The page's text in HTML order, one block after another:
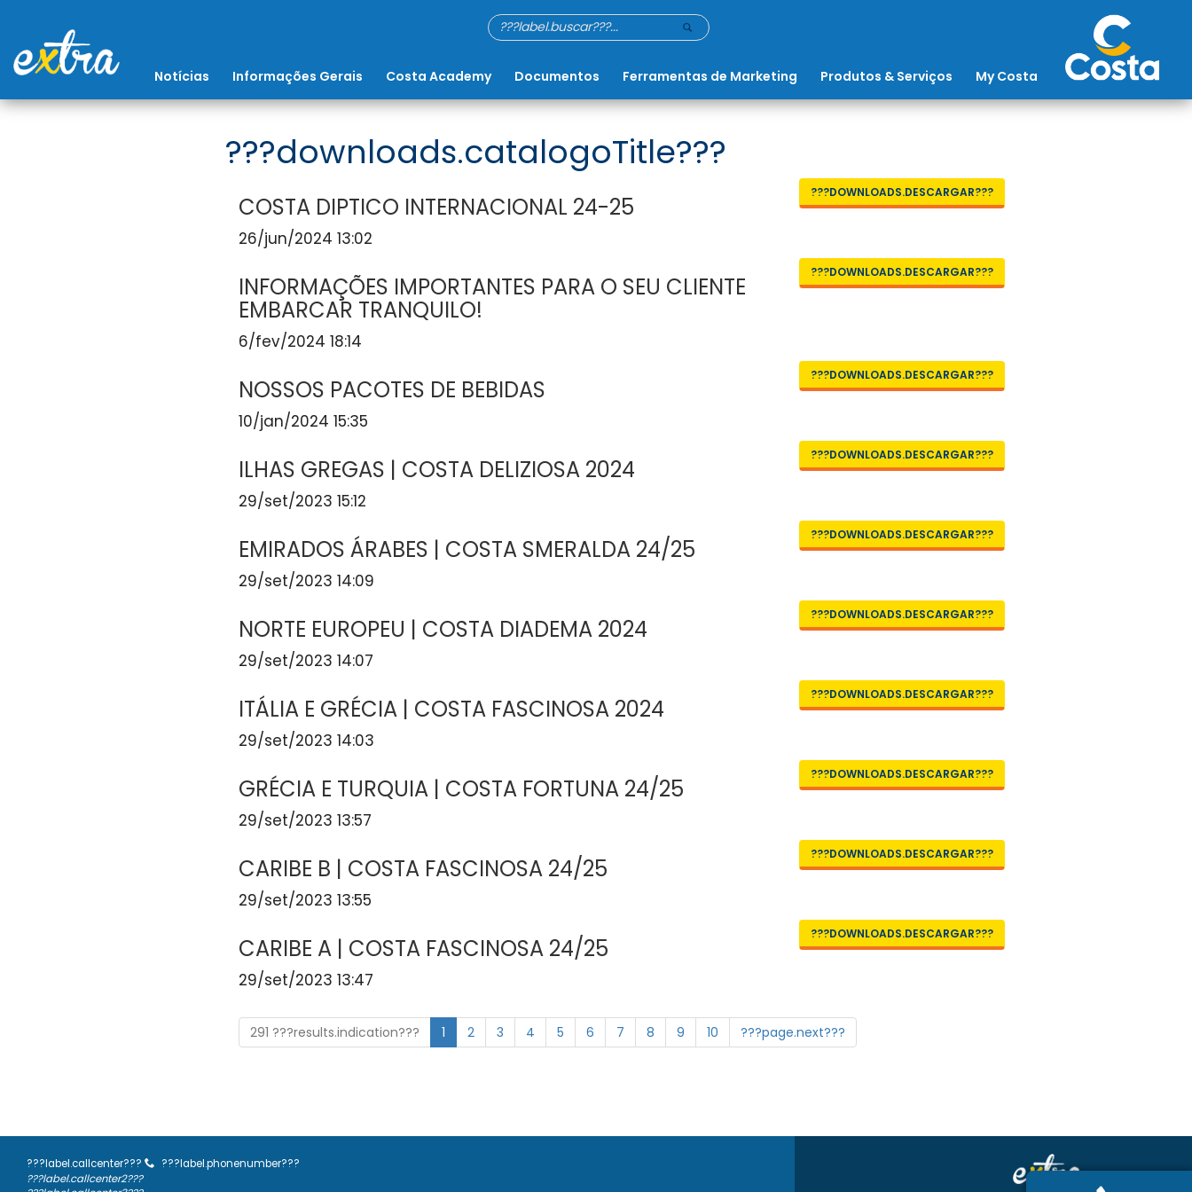
Notícias Informações Gerais Costa Academy Documentos Ferramentas de Marketing Produtos & Serviços My Costa
???downloads.catalogoTitle???
COSTA DIPTICO INTERNACIONAL 24-25
26/jun/2024 13:02
???DOWNLOADS.DESCARGAR???
INFORMAÇÕES IMPORTANTES PARA O SEU CLIENTE
EMBARCAR TRANQUILO!
6/fev/2024 18:14
???DOWNLOADS.DESCARGAR???
NOSSOS PACOTES DE BEBIDAS
10/jan/2024 15:35
???DOWNLOADS.DESCARGAR???
ILHAS GREGAS | COSTA DELIZIOSA 2024
29/set/2023 15:12
???DOWNLOADS.DESCARGAR???
EMIRADOS ÁRABES | COSTA SMERALDA 24/25
29/set/2023 14:09
???DOWNLOADS.DESCARGAR???
NORTE EUROPEU | COSTA DIADEMA 2024
29/set/2023 14:07
???DOWNLOADS.DESCARGAR???
ITÁLIA E GRÉCIA | COSTA FASCINOSA 2024
29/set/2023 14:03
???DOWNLOADS.DESCARGAR???
GRÉCIA E TURQUIA | COSTA FORTUNA 24/25
29/set/2023 13:57
???DOWNLOADS.DESCARGAR???
CARIBE B | COSTA FASCINOSA 24/25
29/set/2023 13:55
???DOWNLOADS.DESCARGAR???
CARIBE A | COSTA FASCINOSA 24/25
29/set/2023 13:47
???DOWNLOADS.DESCARGAR???
291 ???results.indication??? 1 2 3 4 5 6 7 8 9 10 ???page.next???
???label.callcenter???
???label.phonenumber???
???label.callcenter2???